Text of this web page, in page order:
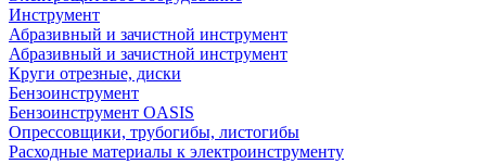
Инструмент
Абразивный и зачистной инструмент
Абразивный и зачистной инструмент
Круги отрезные, диски
Бензоинструмент
Бензоинструмент OASIS
Опрессовщики, трубогибы, листогибы
Расходные материалы к электроинструменту